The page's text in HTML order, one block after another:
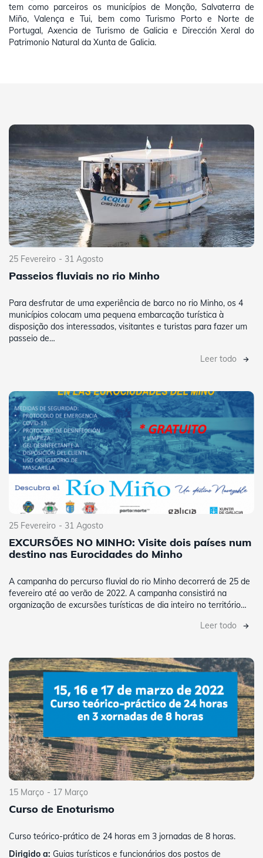
tem como parceiros os municípios de Monção, Salvaterra de
Miño, Valença e Tui, bem como Turismo Porto e Norte de
Portugal, Axencia de Turismo de Galicia e Dirección Xeral do
Patrimonio Natural da Xunta de Galicia.
25 Fevereiro - 31 Agosto
Passeios fluviais no rio Minho
Para desfrutar de uma experiência de barco no rio Minho, os 4
municípios colocam uma pequena embarcação turística à
disposição dos interessados, visitantes e turistas para fazer um
passeio de…
Leer todo
25 Fevereiro - 31 Agosto
EXCURSÕES NO MINHO: Visite dois países num
destino nas Eurocidades do Minho
A campanha do percurso fluvial do rio Minho decorrerá de 25 de
fevereiro até ao verão de 2022. A campanha consistirá na
organização de excursões turísticas de dia inteiro no território…
Leer todo
15 Março - 17 Março
Curso de Enoturismo
Curso teórico-prático de 24 horas em 3 jornadas de 8 horas.
Dirigido a: Guias turísticos e funcionários dos postos de